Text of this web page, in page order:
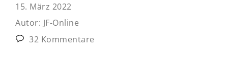
15. März 2022
Autor: JF-Online
32 Kommentare